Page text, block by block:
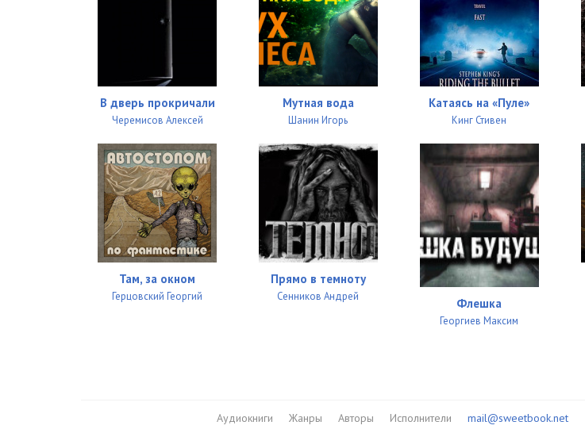
В дверь прокричали
Черемисов Алексей
Мутная вода
Шанин Игорь
Катаясь на «Пуле»
Кинг Стивен
Там, за окном
Герцовский Георгий
Прямо в темноту
Сенников Андрей Флешка
Георгиев Максим
Аудиокниги Жанры Авторы Исполнители mail@sweetbook.net